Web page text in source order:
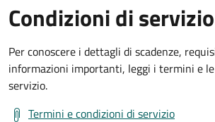
Condizioni di servizio
Per conoscere i dettagli di scadenze,
informazioni importanti, leggi i termini e
servizio.
Termini e condizioni di servizio